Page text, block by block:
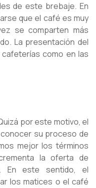
de este brebaje. En
que el café es muy
se comparten más
La presentación del
como en las
por este motivo, el
su proceso de
mejor los términos
la oferta de
En este sentido, el
los matices o el café